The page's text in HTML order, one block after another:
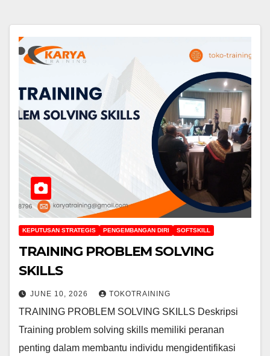
KEPUTUSAN STRATEGIS PENGEMBANGAN DIRI SOFTSKILL
TRAINING PROBLEM SOLVING
SKILLS
JUNE 10, 2026 TOKOTRAINING
TRAINING PROBLEM SOLVING SKILLS Deskripsi
Training problem solving skills memiliki peranan
penting dalam membantu individu mengidentifikasi